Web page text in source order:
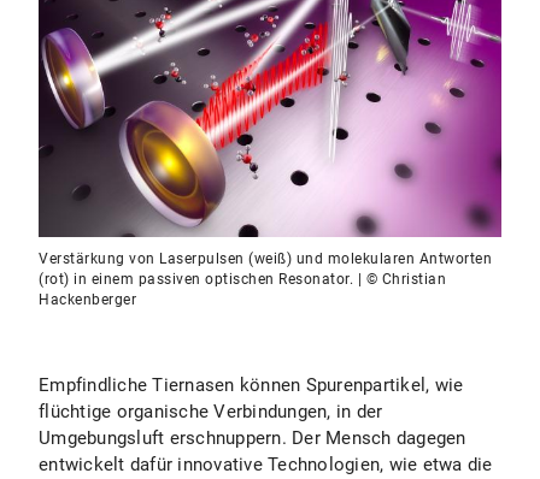
Verstärkung von Laserpulsen (weiß) und molekularen Antworten
(rot) in einem passiven optischen Resonator. | © Christian
Hackenberger
Empfindliche Tiernasen können Spurenpartikel, wie
flüchtige organische Verbindungen, in der
Umgebungsluft erschnuppern. Der Mensch dagegen
entwickelt dafür innovative Technologien, wie etwa die